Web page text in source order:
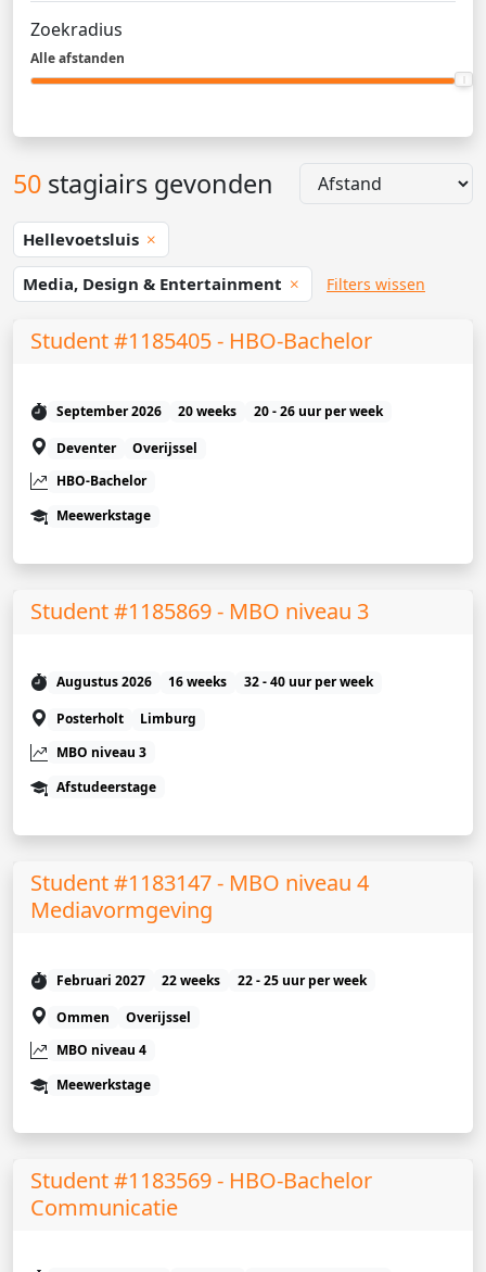
Zoekradius
Alle afstanden
50 stagiairs gevonden
Hellevoetsluis
Media, Design & Entertainment Filters wissen
Student #1185405 - HBO-Bachelor
September 2026 20 weeks
20 - 26 uur per week
Deventer
Overijssel
HBO-Bachelor
Meewerkstage
Student #1185869 - MBO niveau 3
Augustus 2026 16 weeks
32 - 40 uur per week
Posterholt
Limburg
MBO niveau 3
Afstudeerstage
Student #1183147 - MBO niveau 4
Mediavormgeving
Februari 2027 22 weeks
22 - 25 uur per week
Ommen
Overijssel
MBO niveau 4
Meewerkstage
Student #1183569 - HBO-Bachelor
Communicatie